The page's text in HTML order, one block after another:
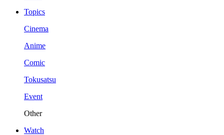
Topics
Cinema
Anime
Comic
Tokusatsu
Event
Other
Watch